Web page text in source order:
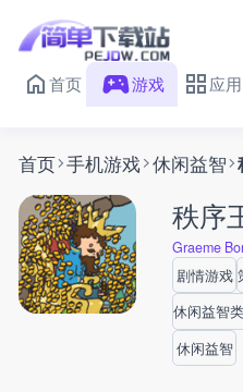
首页 游戏 应用
首页 手机游戏 休闲益智
秩序
Graeme
剧情游戏
休闲益智
休闲益智